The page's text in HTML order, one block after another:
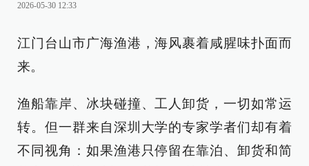
2026-05-30 12:33
江门台山市广海渔港，海风裹着咸腥味扑面而
来。
渔船靠岸、冰块碰撞、工人卸货，一切如常运
转。但一群来自深圳大学的专家学者们却有着
不同视角：如果渔港只停留在靠泊、卸货和简